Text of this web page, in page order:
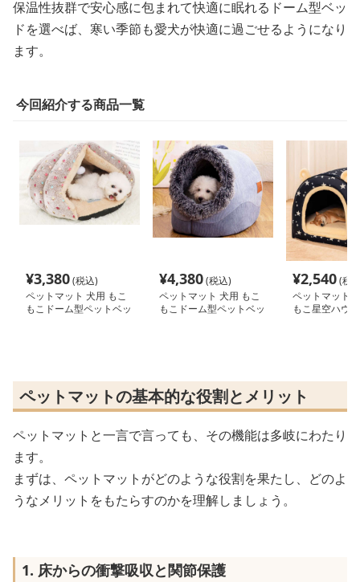
保温性抜群で安心感に包まれて快適に眠れるドーム型ベッ
ドを選べば、寒い季節も愛犬が快適に過ごせるようになり
ます。
今回紹介する商品一覧
¥3,380(税込)
ペットマット 犬用 もこ
もこドーム型ペットベッ
¥4,380(税込)
ペットマット 犬用 もこ
もこドーム型ペットベッ
¥2,540(税
ペットマット
もこ星空ハウ
ペットマットの基本的な役割とメリット
ペットマットと一言で言っても、その機能は多岐にわたり
ます。
まずは、ペットマットがどのような役割を果たし、どのよ
うなメリットをもたらすのかを理解しましょう。
1. 床からの衝撃吸収と関節保護